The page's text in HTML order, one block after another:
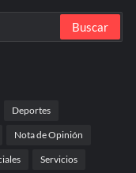
Deportes
Nota de Opinión
Servicios